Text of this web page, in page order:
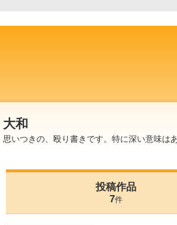
大和
思いつきの、殴り書きです。特に深い意味は
投稿作品
7件